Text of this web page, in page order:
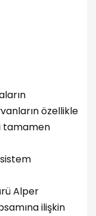
özellikle
tamamen
Alper
ilişkin